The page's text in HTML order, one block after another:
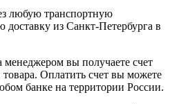
любую транспортную
из Санкт-Петербурга в
менеджером вы получаете счет
Оплатить счет вы можете
банке на территории России.